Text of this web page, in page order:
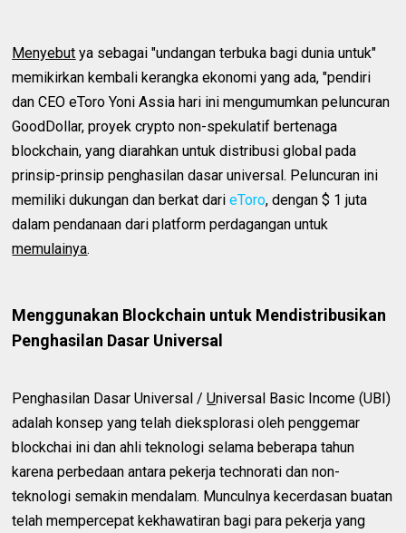
Menyebut ya sebagai "undangan terbuka bagi dunia untuk"
memikirkan kembali kerangka ekonomi yang ada, "pendiri
dan CEO eToro Yoni Assia hari ini mengumumkan peluncuran
GoodDollar, proyek crypto non-spekulatif bertenaga
blockchain, yang diarahkan untuk distribusi global pada
prinsip-prinsip penghasilan dasar universal. Peluncuran ini
memiliki dukungan dan berkat darieToro, dengan $ 1 juta
dalam pendanaan dari platform perdagangan untuk
memulainya.
Menggunakan Blockchain untuk Mendistribusikan
Penghasilan Dasar Universal
Penghasilan Dasar Universal /Universal Basic Income (UBI)
adalah konsep yang telah dieksplorasi oleh penggemar
blockchai ini dan ahli teknologi selama beberapa tahun
karena perbedaan antara pekerja technorati dan non-
teknologi semakin mendalam. Munculnya kecerdasan buatan
telah mempercepat kekhawatiran bagi para pekerja yang